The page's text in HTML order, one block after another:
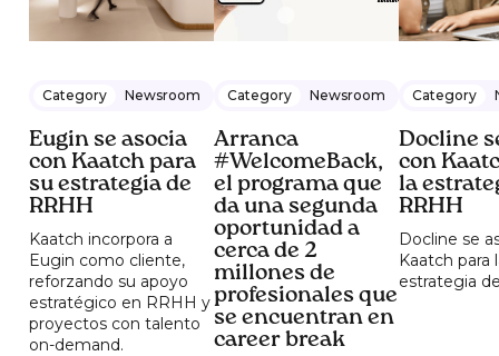
Category Newsroom
Eugin se asocia
con Kaatch para
su estrategia de
RRHH
Kaatch incorpora a
Eugin como cliente,
reforzando su apoyo
estratégico en RRHH y
proyectos con talento
on-demand.
Category Newsroom
Arranca
#WelcomeBack,
el programa que
da una segunda
oportunidad a
cerca de 2
millones de
profesionales que
se encuentran en
career break
Category
Docline
con
la
RRHH
Docline se
Kaatch para
estrategia